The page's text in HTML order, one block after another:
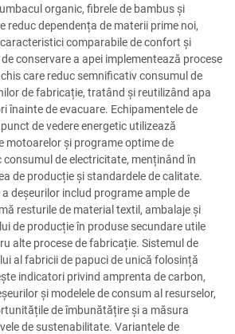
organic, fibrele de bambus și
reduc dependența de materii prime noi,
comparabile de confort și
conservare a apei implementează procese
care reduc semnificativ consumul de
de fabricație, tratând și reutilizând apa
înainte de evacuare. Echipamentele de
de vedere energetic utilizează
motoarelor și programe optime de
de electricitate, menținând în
de producție și standardele de calitate.
deșeurilor includ programe ample de
resturile de material textil, ambalaje și
de producție în produse secundare utile
alte procese de fabricație. Sistemul de
al fabricii de papuci de unică folosință
indicatori privind amprenta de carbon,
și modelele de consum al resurselor,
de îmbunătățire și a măsura
de sustenabilitate. Variantele de